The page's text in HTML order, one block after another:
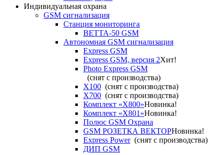
Индивидуальная охрана
GSM сигнализация
Станция мониторинга
ВЕТТА-50 GSM
Автономная GSM сигнализация
Express GSM
Express GSM, версия 2Хит!
Photo Express GSM
(снят с производства)
X100 (снят с производства)
X700 (снят с производства)
Комплект «X800»Новинка!
Комплект «X801»Новинка!
Полюс GSM Охрана
GSM РОЗЕТКА ВЕКТОРНовинка!
Express Power(снят с производства)
ДИП GSM